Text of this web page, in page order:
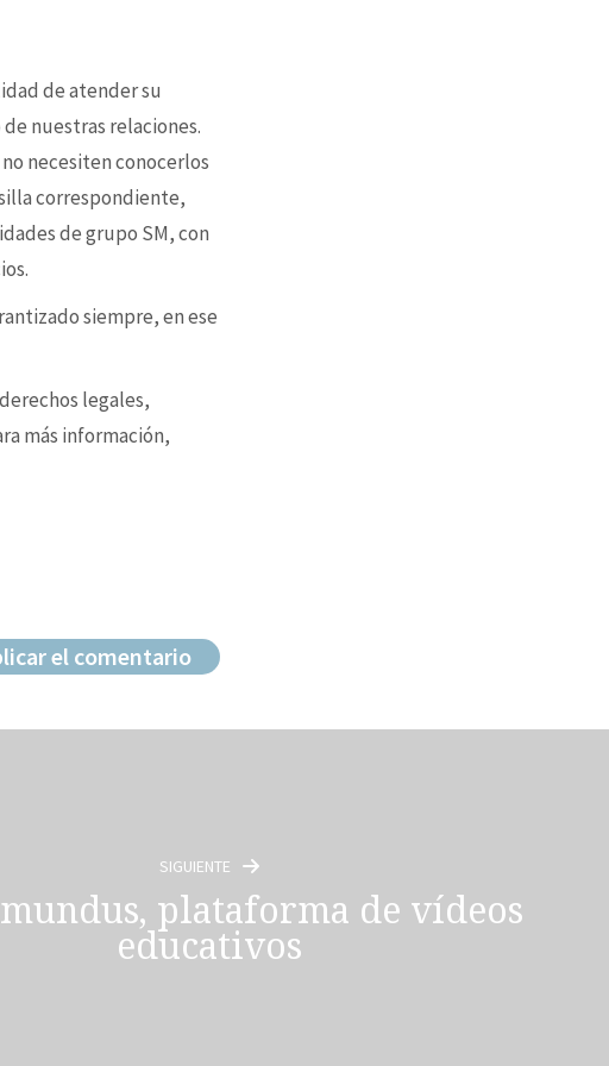
de atender su
nuestras relaciones.
necesiten conocerlos
correspondiente,
de grupo SM, con
siempre, en ese
legales,
más información,
SIGUIENTE
plataforma de vídeos
educativos